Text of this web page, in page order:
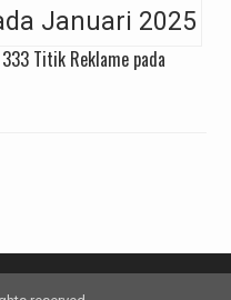
Titik Reklame pada